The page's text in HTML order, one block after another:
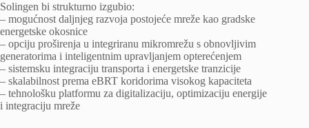
Solingen bi strukturno izgubio:
– mogućnost daljnjeg razvoja postojeće mreže kao gradske
energetske okosnice
– opciju proširenja u integriranu mikromrežu s obnovljivim
generatorima i inteligentnim upravljanjem opterećenjem
– sistemsku integraciju transporta i energetske tranzicije
– skalabilnost prema eBRT koridorima visokog kapaciteta
– tehnološku platformu za digitalizaciju, optimizaciju energije
i integraciju mreže